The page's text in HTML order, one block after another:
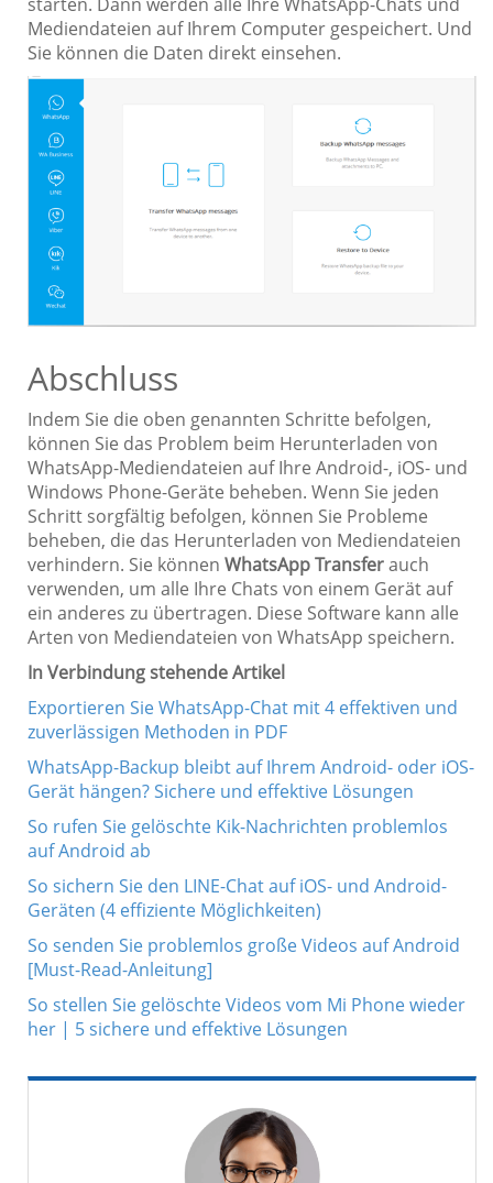
Mediendateien auf Ihrem Computer gespeichert. Und
Sie können die Daten direkt einsehen.
Abschluss
Indem Sie die oben genannten Schritte befolgen,
können Sie das Problem beim Herunterladen von
WhatsApp-Mediendateien auf Ihre Android-, iOS- und
Windows Phone-Geräte beheben. Wenn Sie jeden
Schritt sorgfältig befolgen, können Sie Probleme
beheben, die das Herunterladen von Mediendateien
verhindern. Sie können WhatsApp Transferauch
verwenden, um alle Ihre Chats von einem Gerät auf
ein anderes zu übertragen. Diese Software kann alle
Arten von Mediendateien von WhatsApp speichern.
In Verbindung stehende Artikel
Exportieren Sie WhatsApp-Chat mit 4 effektiven und
zuverlässigen Methoden in PDF
WhatsApp-Backup bleibt auf Ihrem Android- oder iOS-
Gerät hängen? Sichere und effektive Lösungen
So rufen Sie gelöschte Kik-Nachrichten problemlos
auf Android ab
So sichern Sie den LINE-Chat auf iOS- und Android-
Geräten (4 effiziente Möglichkeiten)
So senden Sie problemlos große Videos auf Android
[Must-Read-Anleitung]
So stellen Sie gelöschte Videos vom Mi Phone wieder
her | 5 sichere und effektive Lösungen